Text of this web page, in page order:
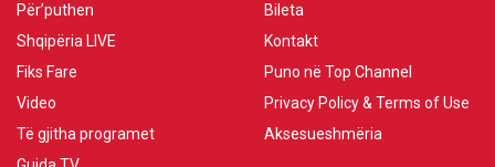
Për’puthen
Shqipëria LIVE
Fiks Fare
Video
Të gjitha programet
Bileta
Kontakt
Puno në Top Channel
Privacy Policy & Terms of Use
Aksesueshmëria